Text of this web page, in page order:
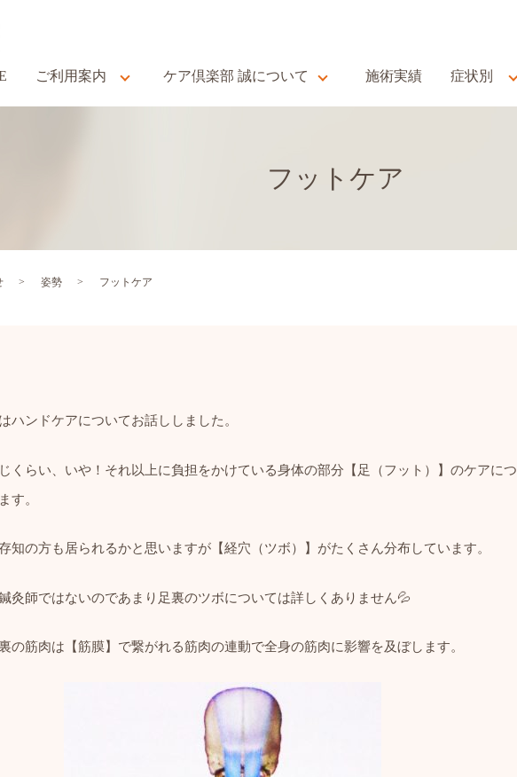
ご利用案内 ケア倶楽部 誠について 施術実績 症状別
フットケア
姿勢 フットケア
ハンドケアについてお話ししました。
くらい、いや！それ以上に負担をかけている身体の部分【足（フット）】のケアにつ
す。
知の方も居られるかと思いますが【経穴（ツボ）】がたくさん分布しています。
灸師ではないのであまり足裏のツボについては詳しくありません💦
の筋肉は【筋膜】で繋がれる筋肉の連動で全身の筋肉に影響を及ぼします。